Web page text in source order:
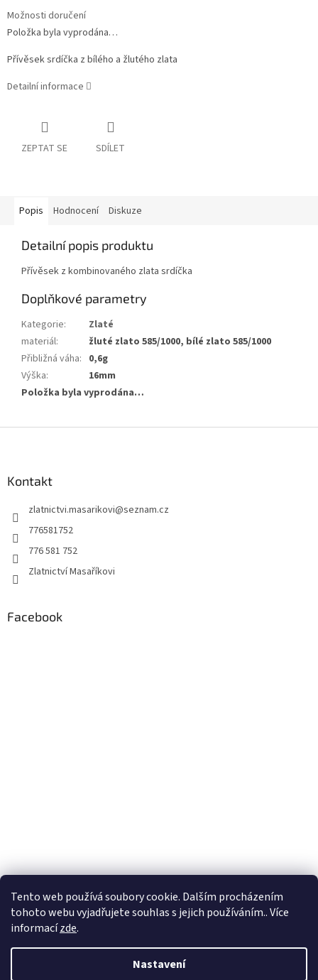
Tento web používá soubory cookie. Dalším procházením
tohoto webu vyjadřujete souhlas s jejich používáním.. Více
informacízde.
Nastavení
Možnosti doručení
Položka byla vyprodána…
Přívěsek srdíčka z bílého a žlutého zlata
Detailní informace
ZEPTAT SE SDÍLET
Popis Hodnocení Diskuze
Detailní popis produktu
Přívěsek z kombinovaného zlata srdíčka
Doplňkové parametry
Kategorie:
Zlaté
materiál:
žluté zlato 585/1000, bílé zlato 585/1000
Přibližná váha: 0,6g
Výška:
16mm
Položka byla vyprodána…
Kontakt
zlatnictvi.masarikovi@seznam.cz
776581752
776 581 752
Zlatnictví Masaříkovi
Facebook
Vytvořil Shoptet